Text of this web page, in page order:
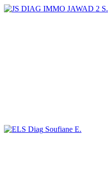
JAWAD 2 S.
Soufiane E.